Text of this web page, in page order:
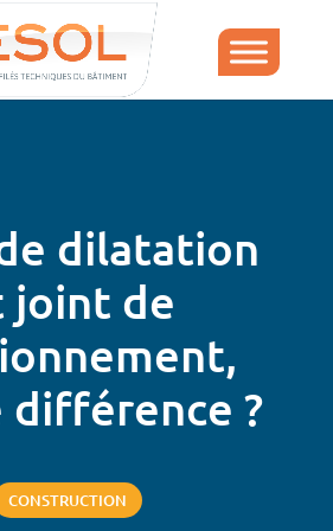
dilatation
joint de
différence ?
CONSTRUCTION